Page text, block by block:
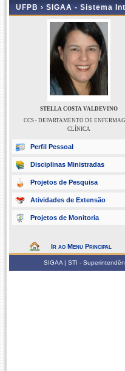
UFPB › SIGAA - Sistema
STELLA COSTA VALDEVINO
CCS - DEPARTAMENTO DE
CLÍNICA
Perfil Pessoal
Disciplinas Ministradas
Projetos de Pesquisa
Atividades de Extensão
Projetos de Monitoria
Ir ao Menu Principal
SIGAA | STI -